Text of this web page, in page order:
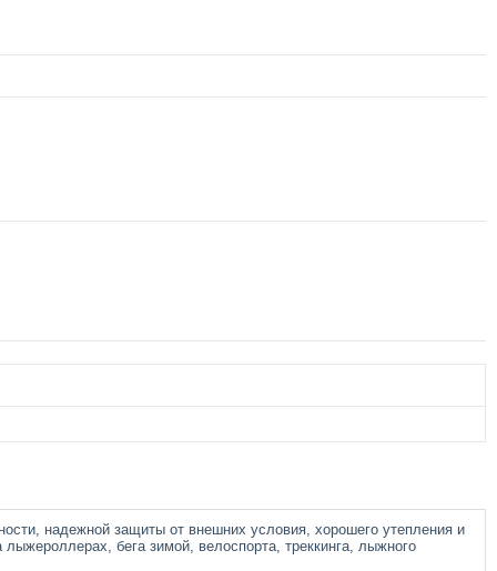
надежной защиты от внешних условия, хорошего утепления и
бега зимой, велоспорта, треккинга, лыжного